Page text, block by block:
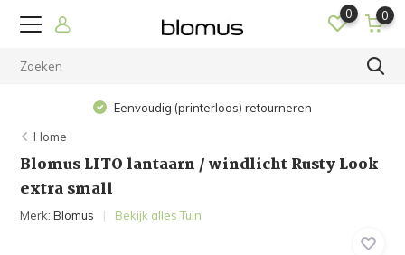
0 0
Eenvoudig (printerloos) retourneren
Home
Blomus LITO lantaarn / windlicht Rusty Look
extra small
Merk:Blomus Bekijk alles Tuin